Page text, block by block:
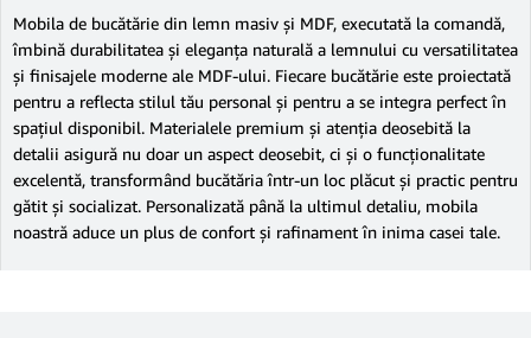
Mobila de bucătărie din lemn masiv și MDF, executată la comandă,
îmbină durabilitatea și eleganța naturală a lemnului cu versatilitatea
și finisajele moderne ale MDF-ului. Fiecare bucătărie este proiectată
pentru a reflecta stilul tău personal și pentru a se integra perfect în
spațiul disponibil. Materialele premium și atenția deosebită la
detalii asigură nu doar un aspect deosebit, ci și o funcționalitate
excelentă, transformând bucătăria într-un loc plăcut și practic pentru
gătit și socializat. Personalizată până la ultimul detaliu, mobila
noastră aduce un plus de confort și rafinament în inima casei tale.